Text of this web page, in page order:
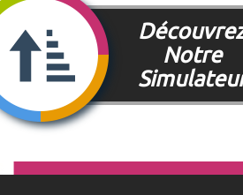
Notre